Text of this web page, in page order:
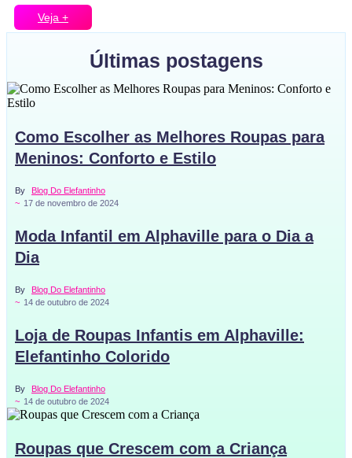
Veja +
Últimas postagens
Como Escolher as Melhores Roupas para
Meninos: Conforto e Estilo
By
Blog Do Elefantinho
~ 17 de novembro de 2024
Moda Infantil em Alphaville para o Dia a
Dia
By
Blog Do Elefantinho
~ 14 de outubro de 2024
Loja de Roupas Infantis em Alphaville:
Elefantinho Colorido
By
Blog Do Elefantinho
~ 14 de outubro de 2024
Roupas que Crescem com a Criança